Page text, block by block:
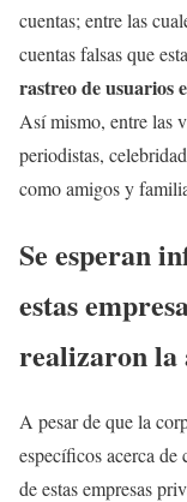
cuentas; entre las
cuentas falsas que
rastreo de usuarios
Así mismo, entre las
periodistas,
como amigos y
Se esperan
estas
realizaron
A pesar de que la
específicos acerca
de estas empresas